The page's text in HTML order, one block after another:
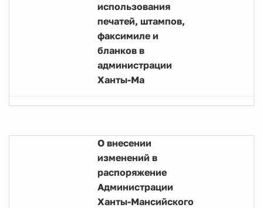
использования
печатей, штампов,
факсимиле и
бланков в
администрации
Ханты-Ма
О внесении
изменений в
распоряжение
Администрации
Ханты-Мансийского